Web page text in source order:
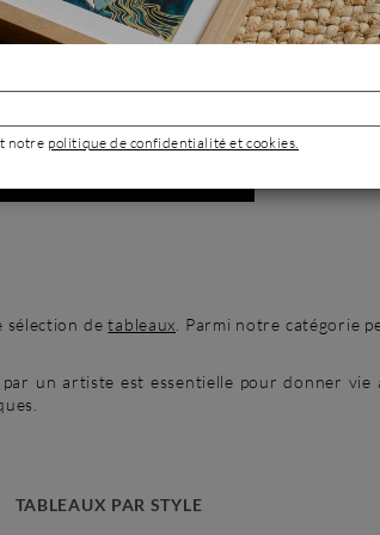
Aquarelle
sélection detableaux . Parmi notre catégorie
par un artiste est essentielle pour donner
TABLEAUX PAR STYLE
notre politique de confidentialité et cookies.